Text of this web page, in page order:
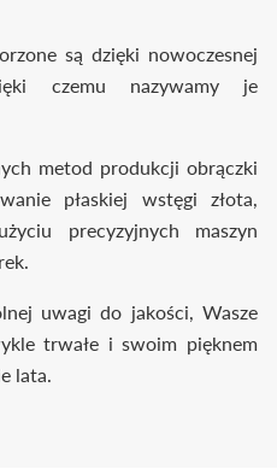
są dzięki nowoczesnej
czemu nazywamy je
metod produkcji obrączki
płaskiej wstęgi złota,
precyzyjnych maszyn
uwagi do jakości, Wasze
trwałe i swoim pięknem
lata.